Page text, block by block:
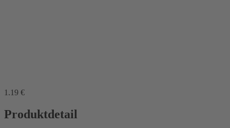
1.19 €
Produktdetail